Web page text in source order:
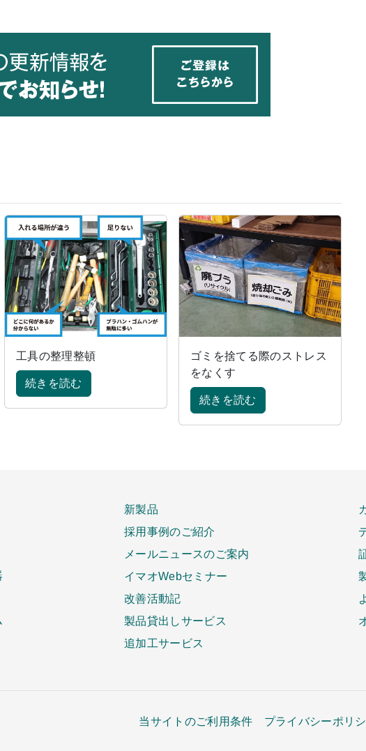
工具の整理整頓
続きを読む
ゴミを捨てる際のストレス
をなくす
続きを読む
新製品
採用事例のご紹介
メールニュースのご案内
イマオWebセミナー
改善活動記
製品貸出しサービス
追加工サービス
当サイトのご利用条件 プライバシーポリ